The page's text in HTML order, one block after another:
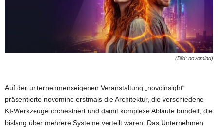
(Bild: novomind)
Auf der unternehmenseigenen Veranstaltung „novoinsight“
präsentierte novomind erstmals die Architektur, die verschiedene
KI-Werkzeuge orchestriert und damit komplexe Abläufe bündelt, die
bislang über mehrere Systeme verteilt waren. Das Unternehmen